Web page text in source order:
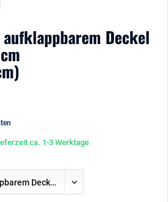
Deckel
ca. 1-3 Werktage